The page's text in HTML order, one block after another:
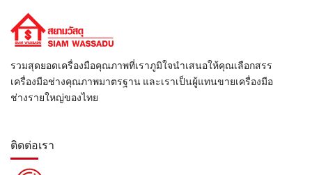
รวมสุดยอดเครื่องมือคุณภาพที่เราภูมิใจนำเสนอให้คุณเลือกสรร
เครื่องมือช่างคุณภาพมาตรฐาน และเราเป็นผู้แทนขายเครื่องมือ
ช่างรายใหญ่ของไทย
ติดต่อเรา